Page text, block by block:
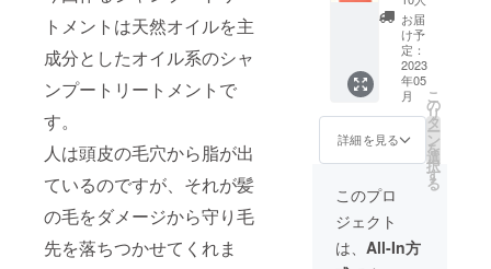
トメントは天然オイルを主
成分としたオイル系のシャ
ンプートリートメントで
す。
人は頭皮の毛穴から脂が出
ているのですが、それが髪
の毛をダメージから守り毛
先を落ちつかせてくれま
AL
Conditi
oner（1
50ml）
リル
カで整
う美し
い髪。
イ素か
ち着き
あるま
とまる
髪へ ・
hatsuk
HONEY
AND
Treatm
ent（50
0ml）
ハチ
ミツの
時間 初
回3時間
半、2回
目以降2
時間半
さらに
約2.7ヶ
月分の
ホーム
ケア商
品
「Liruk
a
MINER
AL
回コー
ス
(カット
髪質改
善カ
ラーエ
ステ ：
期限無
期限)』
▼施術
内容 カ
ウンセ
リング•
ケアカ
ラーリ
お届
け予
定：
2023
年05
月
詳細を見る
こ
の
リ
タ
ー
ン
を
選
択
す
る
このプロ
ジェクト
は、 All-In方